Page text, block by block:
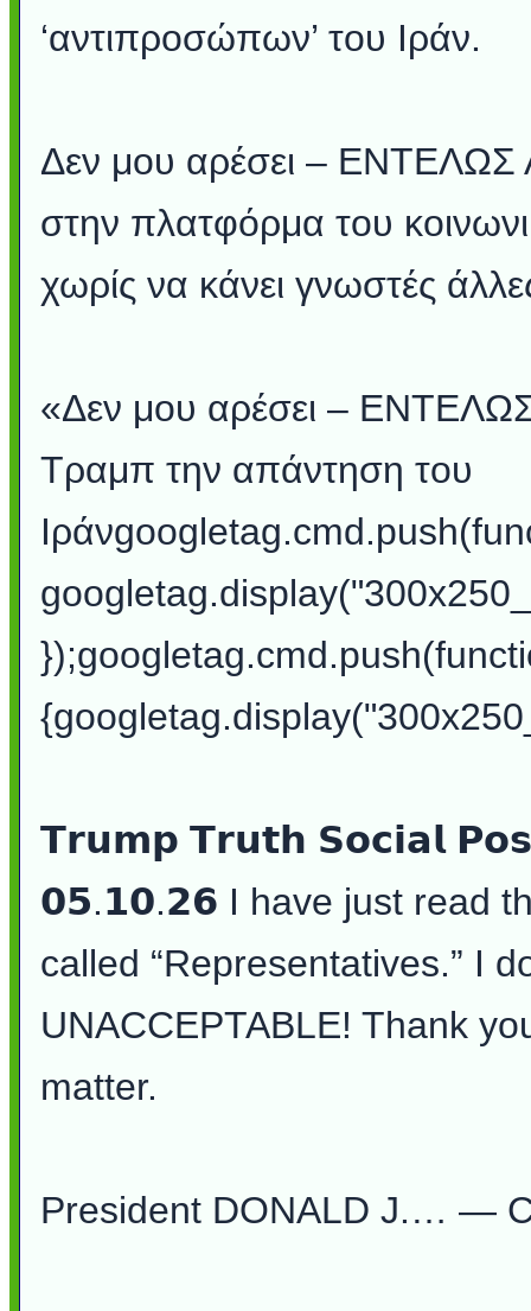
‘αντιπροσώπων’ του Ιράν.
Δεν μου αρέσει –
στην πλατφόρμα του
χωρίς να κάνει γνωστές
«Δεν μου αρέσει –
Τραμπ την απάντηση του
𝗧𝗿𝘂𝗺𝗽 𝗧𝗿𝘂𝘁𝗵 𝗦𝗼𝗰𝗶𝗮𝗹
𝟬𝟱.𝟭𝟬.𝟮𝟲 I have just read
called “Representatives.” I
UNACCEPTABLE! Thank
matter.
President DONALD J.… —